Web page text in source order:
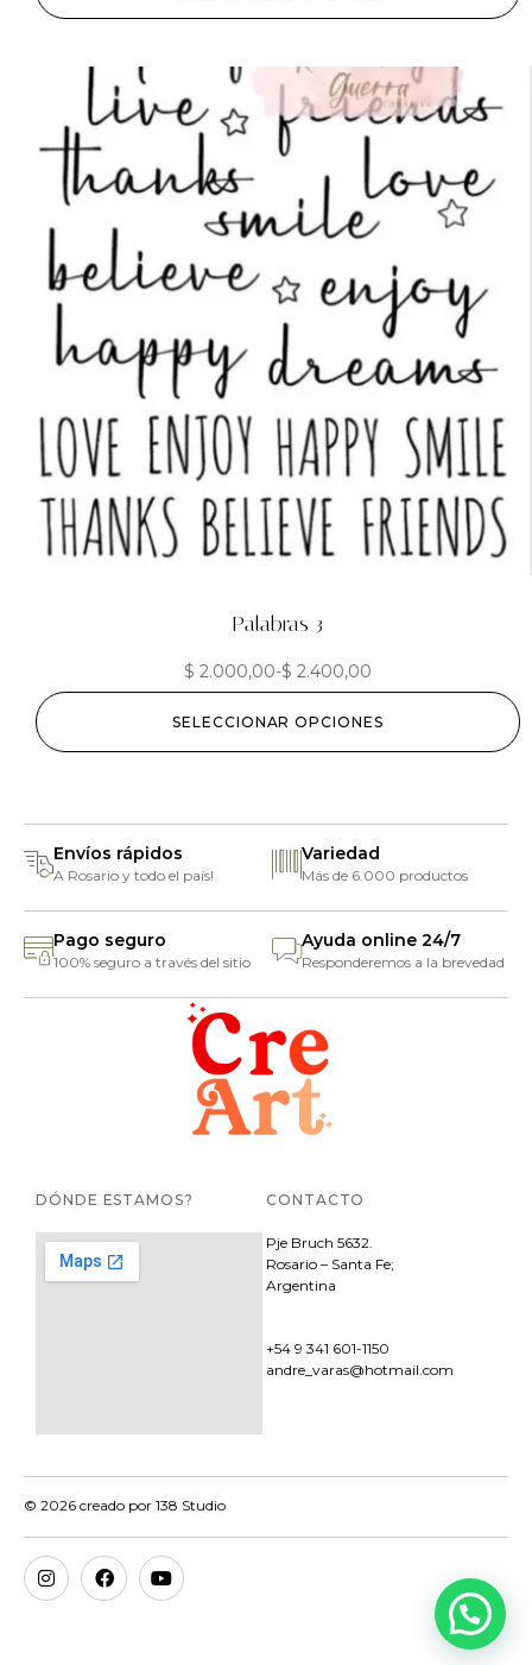
Palabras 3
$ 2.000,00-$ 2.400,00
SELECCIONAR OPCIONES
Envíos rápidos
A Rosario y todo el país!
Variedad
Más de 6.000 productos
Pago seguro
100% seguro a través del sitio
Ayuda online 24/7
Responderemos a la brevedad
DÓNDE ESTAMOS? CONTACTO
Pje Bruch 5632.
Rosario – Santa Fe;
Argentina
+54 9 341 601-1150
andre_varas@hotmail.com
© 2026 creado por 138 Studio